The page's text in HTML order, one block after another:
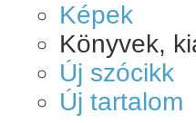
Képek
Könyvek,
Új szócikk
Új tartalom